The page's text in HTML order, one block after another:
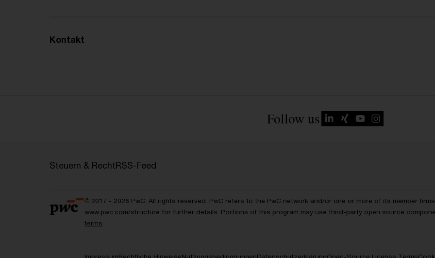
Kontakt
Follow us
Steuern & RechtRSS-Feed
© 2017 - 2026 PwC. All rights reserved. PwC refers to the PwC network and/or one or more of its member
www.pwc.com/structure for further details. Portions of this program may use third-party open source
terms.
ImpressumRechtliche HinweiseNutzungsbedingnungenDatenschutzerklärungOpen-Source License Terms